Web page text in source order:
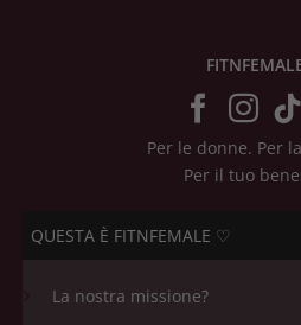
Per le donne. Per
Per il tuo
QUESTA È FITNFEMALE ♡
La nostra missione?